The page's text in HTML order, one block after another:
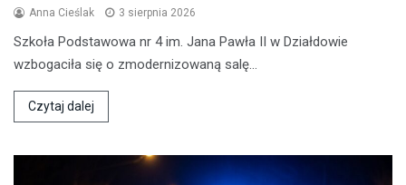
Anna Cieślak 3 sierpnia 2026
Szkoła Podstawowa nr 4 im. Jana Pawła II w Działdowie
wzbogaciła się o zmodernizowaną salę…
Czytaj dalej